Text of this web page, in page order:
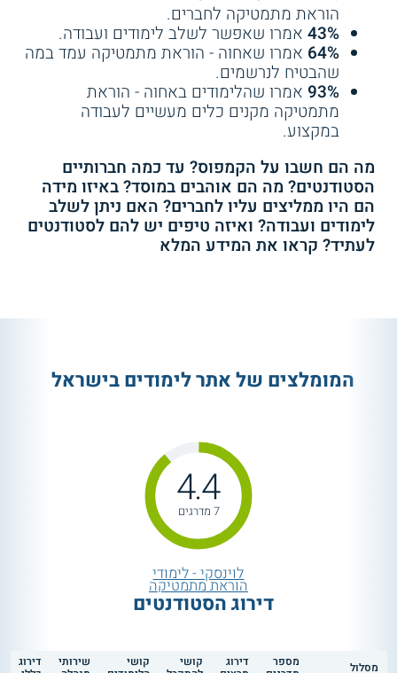
הוראת מתמטיקה לחברים.
43% אמרו שאפשר לשלב לימודים ועבודה.
64% אמרו שאחוה - הוראת מתמטיקה עמד במה
שהבטיח לנרשמים.
93% אמרו שהלימודים באחוה - הוראת
מתמטיקה מקנים כלים מעשיים לעבודה
במקצוע.
מה הם חשבו על הקמפוס? עד כמה חברותיים
הסטודנטים? מה הם אוהבים במוסד? באיזו מידה
הם היו ממליצים עליו לחברים? האם ניתן לשלב
לימודים ועבודה? ואיזה טיפים יש להם לסטודנטים
לעתיד? קראו את המידע המלא
המומלצים של אתר לימודים בישראל
4.4
7 מדרגים
לוינסקי - לימודי
הוראת מתמטיקה
דירוג הסטודנטים
מסלול מספר דירוג קושי קושי שירותי דירוג